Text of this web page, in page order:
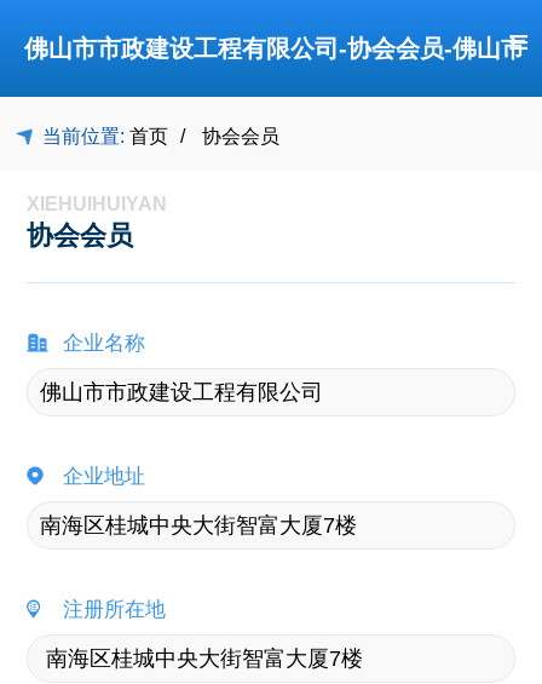
佛山市市政建设工程有限公司-协会会员-佛山市
禅城区建筑业协会
≡
当前位置: 首页 协会会员
XIEHUIHUIYAN
协会会员
企业名称
企业地址
注册所在地